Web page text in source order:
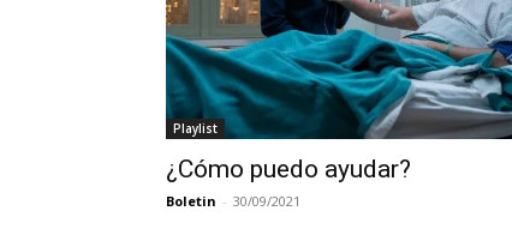
Playlist
¿Cómo puedo ayudar?
Boletin - 30/09/2021